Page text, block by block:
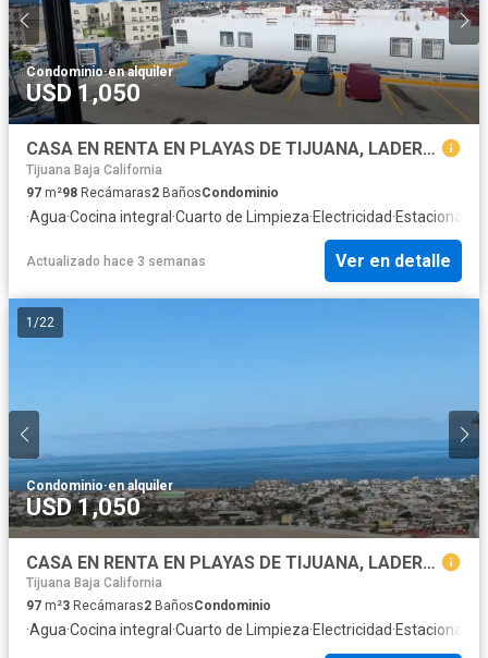
Condominio·en alquiler
USD 1,050
CASA EN RENTA EN PLAYAS DE TIJUANA, LADERAS DEL MAR
Tijuana Baja California
97 m²98 Recámaras2 BañosCondominio
·Agua·Cocina integral ·Cuarto de Limpieza·Electricidad·
Actualizado hace 3 semanas Ver en detalle
1 /22
Condominio·en alquiler
USD 1,050
CASA EN RENTA EN PLAYAS DE TIJUANA, LADERAS DEL MAR, closets, cocina, sanitarios nuevos, 3 Rec. 2 baños completos, Terracita, increíble vista al mar
Tijuana Baja California
97 m²3 Recámaras2 BañosCondominio
·Agua·Cocina integral ·Cuarto de Limpieza·Electricidad·